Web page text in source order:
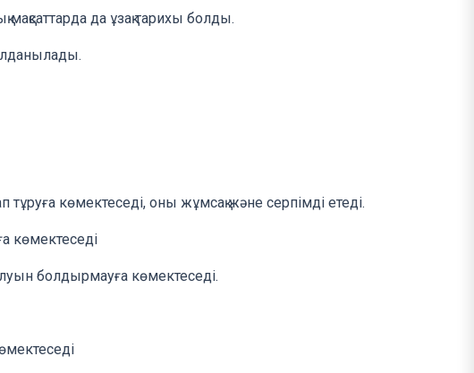
да ұзақ тарихы болды.
көмектеседі, оны жұмсақ және серпімді етеді.
көмектеседі
болдырмауға көмектеседі.